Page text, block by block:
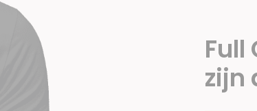
Full
zijn